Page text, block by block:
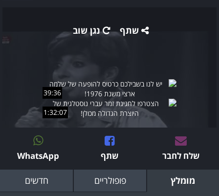
שתף נגן שוב
39:36
1:32:07
שלח לחבר שתף WhatsApp
מומלץ פופולריים חדשים